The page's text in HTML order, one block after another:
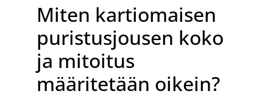
Miten kartiomaisen
puristusjousen koko
ja mitoitus
määritetään oikein?